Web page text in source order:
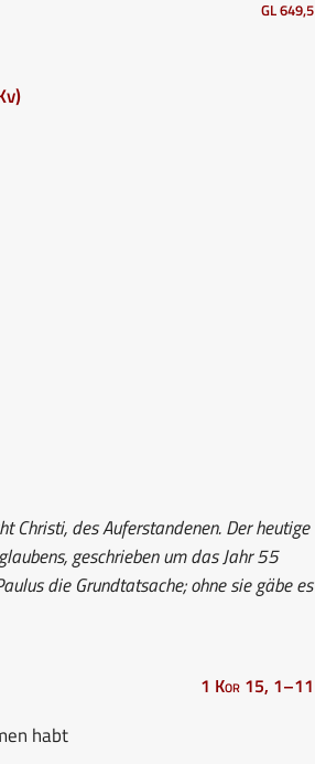
GL 649,5
Christi, des Auferstandenen. Der heutige
geschrieben um das Jahr 55
die Grundtatsache; ohne sie gäbe es
1 Kor 15, 1–11
habt